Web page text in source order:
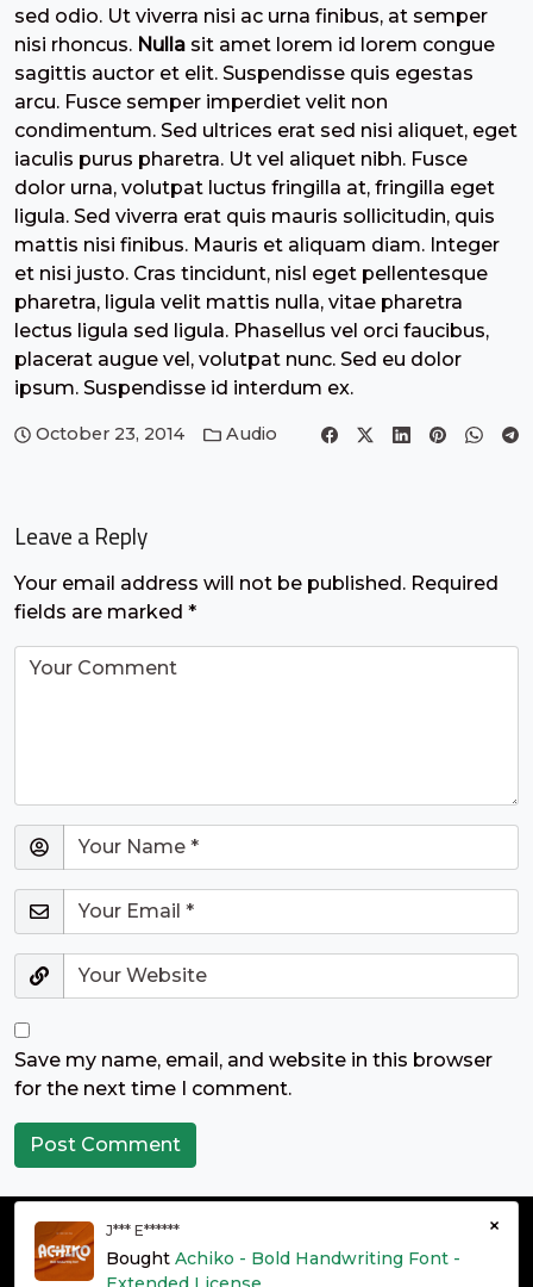
sed odio. Ut viverra nisi ac urna finibus, at semper
nisi rhoncus. Nulla sit amet lorem id lorem congue
sagittis auctor et elit. Suspendisse quis egestas
arcu. Fusce semper imperdiet velit non
condimentum. Sed ultrices erat sed nisi aliquet, eget
iaculis purus pharetra. Ut vel aliquet nibh. Fusce
dolor urna, volutpat luctus fringilla at, fringilla eget
ligula. Sed viverra erat quis mauris sollicitudin, quis
mattis nisi finibus. Mauris et aliquam diam. Integer
et nisi justo. Cras tincidunt, nisl eget pellentesque
pharetra, ligula velit mattis nulla, vitae pharetra
lectus ligula sed ligula. Phasellus vel orci faucibus,
placerat augue vel, volutpat nunc. Sed eu dolor
ipsum. Suspendisse id interdum ex.
October 23, 2014 Audio
Leave a Reply
Your email address will not be published. Required
fields are marked *
Save my name, email, and website in this browser
for the next time I comment.
© grontype 2026 - Premium Fonts Resources | All Rights
Reserved
×
J*** E******
Bought Achiko - Bold Handwriting Font -